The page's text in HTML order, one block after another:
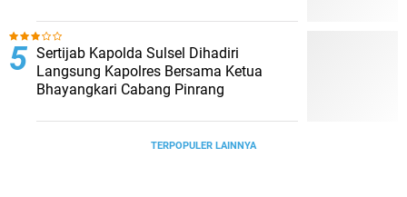
Sertijab Kapolda Sulsel Dihadiri
Langsung Kapolres Bersama Ketua
Bhayangkari Cabang Pinrang
TERPOPULER LAINNYA